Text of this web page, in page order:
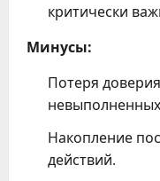
критически
Минусы:
Потеря
Накопление
действий.